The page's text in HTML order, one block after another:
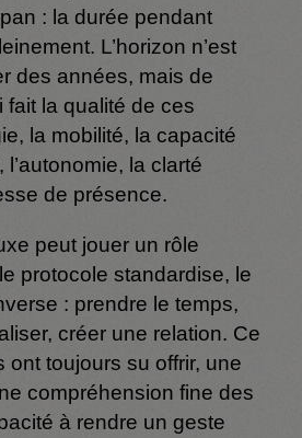
: la durée pendant
L’horizon n’est
des années, mais de
fait la qualité de ces
la mobilité, la capacité
la clarté
de présence.
peut jouer un rôle
protocole standardise, le
: prendre le temps,
créer une relation. Ce
ont toujours su offrir, une
compréhension fine des
à rendre un geste